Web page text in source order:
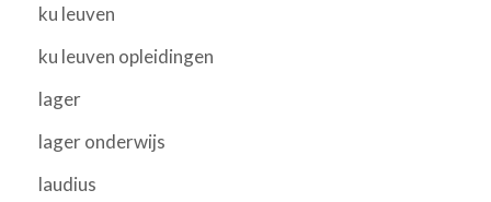
ku leuven
ku leuven opleidingen
lager
lager onderwijs
laudius